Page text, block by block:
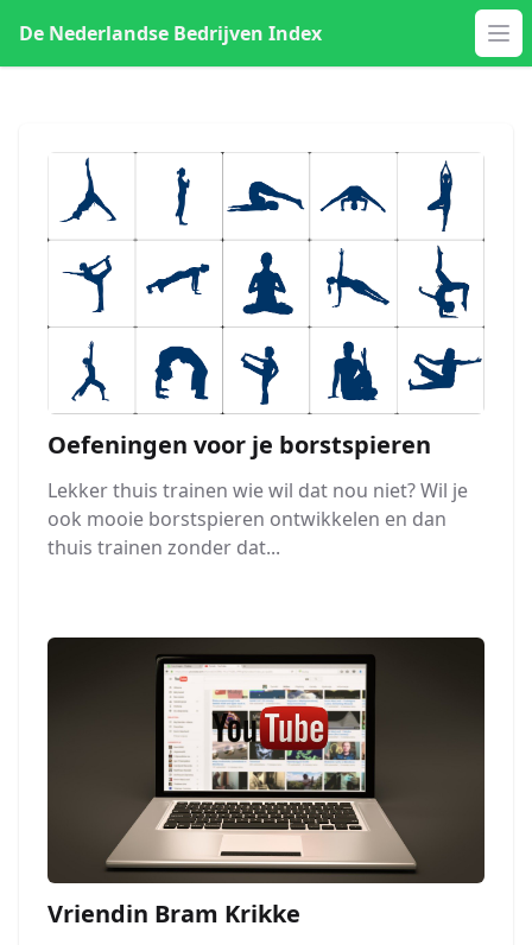
De Nederlandse Bedrijven Index
Oefeningen voor je borstspieren
Lekker thuis trainen wie wil dat nou niet? Wil je
ook mooie borstspieren ontwikkelen en dan
thuis trainen zonder dat...
Vriendin Bram Krikke